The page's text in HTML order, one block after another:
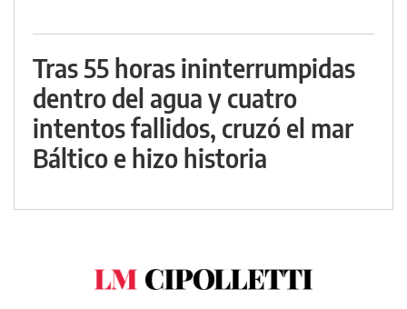
Tras 55 horas ininterrumpidas
dentro del agua y cuatro
intentos fallidos, cruzó el mar
Báltico e hizo historia